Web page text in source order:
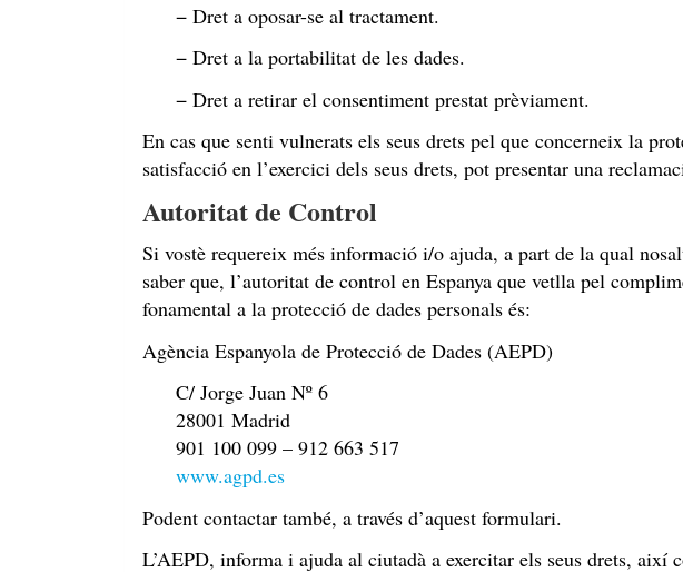
− Dret a oposar-se al tractament.
− Dret a la portabilitat de les dades.
− Dret a retirar el consentiment prestat prèviament.
En cas que senti vulnerats els seus drets pel que concerneix la
satisfacció en l’exercici dels seus drets, pot presentar una
Autoritat de Control
Si vostè requereix més informació i/o ajuda, a part de la qual
saber que, l’autoritat de control en Espanya que vetlla pel
fonamental a la protecció de dades personals és:
Agència Espanyola de Protecció de Dades (AEPD)
C/ Jorge Juan Nº 6
28001 Madrid
901 100 099 – 912 663 517
www.agpd.es
Podent contactar també, a través d’aquest formulari.
L’AEPD, informa i ajuda al ciutadà a exercitar els seus drets,